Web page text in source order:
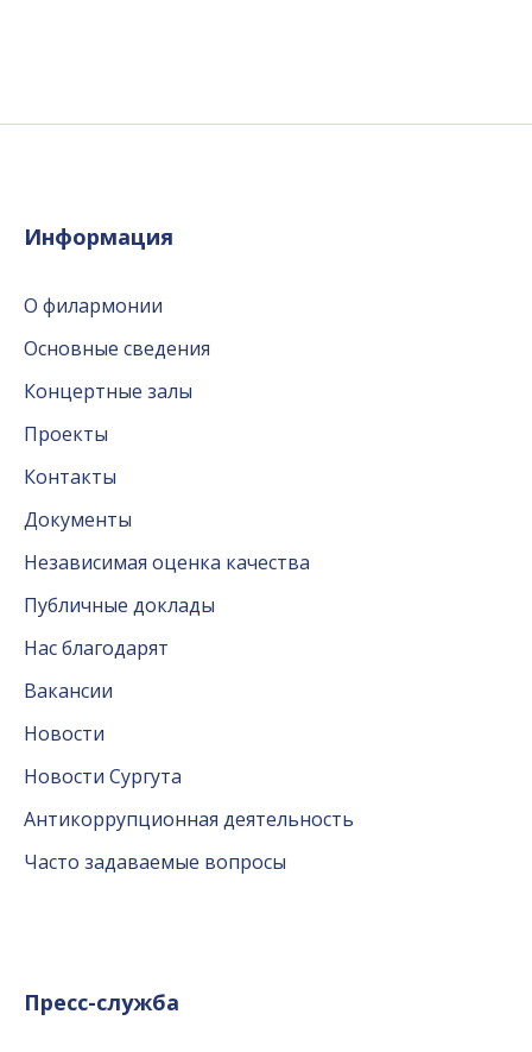
Информация
О филармонии
Основные сведения
Концертные залы
Проекты
Контакты
Документы
Независимая оценка качества
Публичные доклады
Нас благодарят
Вакансии
Новости
Новости Сургута
Антикоррупционная деятельность
Часто задаваемые вопросы
Пресс-служба